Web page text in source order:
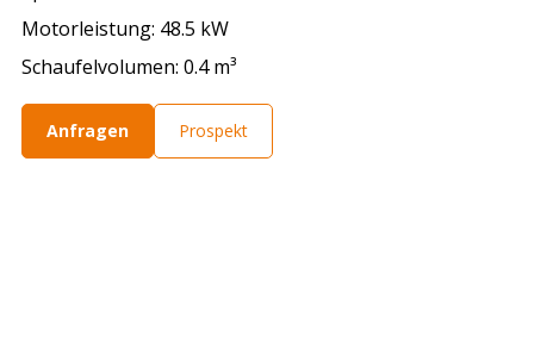
Motorleistung: 48.5 kW
Schaufelvolumen: 0.4 m³
Anfragen Prospekt